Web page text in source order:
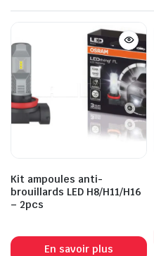
Kit ampoules anti-
brouillards LED H8/H11/H16
– 2pcs
En savoir plus